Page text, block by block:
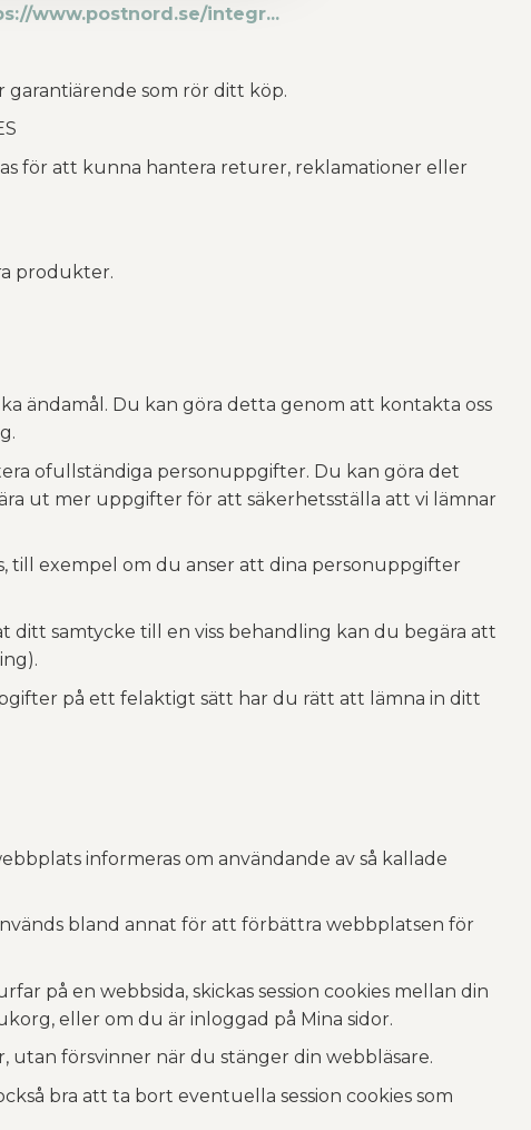
www.postnord.se/integr...
som rör ditt köp.
för att kunna hantera returer, reklamationer eller
produkter.
ändamål. Du kan göra detta genom att kontakta oss
ofullständiga personuppgifter. Du kan göra det
ut mer uppgifter för att säkerhetsställa att vi lämnar
till exempel om du anser att dina personuppgifter
samtycke till en viss behandling kan du begära att
på ett felaktigt sätt har du rätt att lämna in ditt
informeras om användande av så kallade
bland annat för att förbättra webbplatsen för
på en webbsida, skickas session cookies mellan din
eller om du är inloggad på Mina sidor.
utan försvinner när du stänger din webbläsare.
bra att ta bort eventuella session cookies som